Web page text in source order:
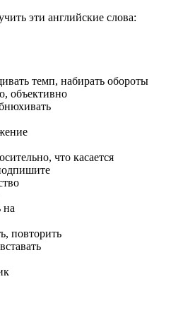
эти английские слова:
темп, набирать обороты
объективно
что касается
на
повторить